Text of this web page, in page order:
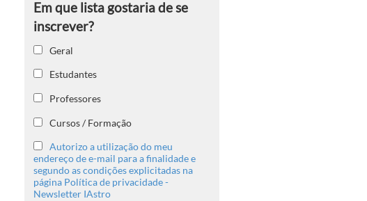
Geral
Estudantes
Professores
Cursos / Formação
Autorizo a utilização do meu
endereço de e-mail para a finalidade e
segundo as condições explicitadas na
página Política de privacidade -
Newsletter IAstro